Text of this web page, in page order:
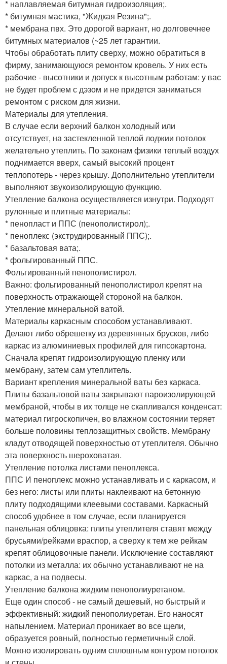
* наплавляемая битумная гидроизоляция;.
* битумная мастика, "Жидкая Резина";.
* мембрана пвх. Это дорогой вариант, но долговечнее
битумных материалов (~25 лет гарантии.
Чтобы обработать плиту сверху, можно обратиться в
фирму, занимающуюся ремонтом кровель. У них есть
рабочие - высотники и допуск к высотным работам: у вас
не будет проблем с дэзом и не придется заниматься
ремонтом с риском для жизни.
Материалы для утепления.
В случае если верхний балкон холодный или
отсутствует, на застекленной теплой лоджии потолок
желательно утеплить. По законам физики теплый воздух
поднимается вверх, самый высокий процент
теплопотерь - через крышу. Дополнительно утеплители
выполняют звукоизолирующую функцию.
Утепление балкона осуществляется изнутри. Подходят
рулонные и плитные материалы:
* пенопласт и ППС (пенополистирол);.
* пеноплекс (экструдированный ППС);.
* базальтовая вата;.
* фольгированный ППС.
Фольгированный пенополистирол.
Важно: фольгированный пенополистирол крепят на
поверхность отражающей стороной на балкон.
Утепление минеральной ватой.
Материалы каркасным способом устанавливают.
Делают либо обрешетку из деревянных брусков, либо
каркас из алюминиевых профилей для гипсокартона.
Сначала крепят гидроизолирующую пленку или
мембрану, затем сам утеплитель.
Вариант крепления минеральной ваты без каркаса.
Плиты базальтовой ваты закрывают пароизолирующей
мембраной, чтобы в их толще не скапливался конденсат:
материал гигроскопичен, во влажном состоянии теряет
больше половины теплозащитных свойств. Мембрану
кладут отводящей поверхностью от утеплителя. Обычно
эта поверхность шероховатая.
Утепление потолка листами пеноплекса.
ППС И пеноплекс можно устанавливать и с каркасом, и
без него: листы или плиты наклеивают на бетонную
плиту подходящими клеевыми составами. Каркасный
способ удобнее в том случае, если планируется
панельная облицовка: плиты утеплителя ставят между
брусьями/рейками враспор, а сверху к тем же рейкам
крепят облицовочные панели. Исключение составляют
потолки из металла: их обычно устанавливают не на
каркас, а на подвесы.
Утепление балкона жидким пенополиуретаном.
Еще один способ - не самый дешевый, но быстрый и
эффективный: жидкий пенополиуретан. Его наносят
напылением. Материал проникает во все щели,
образуется ровный, полностью герметичный слой.
Можно изолировать одним сплошным контуром потолок